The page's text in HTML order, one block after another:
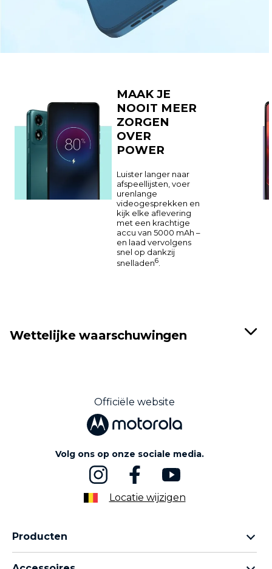
MAAK JE
NOOIT MEER
ZORGEN
OVER
POWER
Luister langer naar
afspeellijsten, voer
urenlange
videogesprekken en
kijk elke aflevering
met een krachtige
accu van 5000 mAh –
en laad vervolgens
snel op dankzij
snelladen6.
Wettelijke waarschuwingen
Officiële website
Volg ons op onze sociale media.
Locatie wijzigen
Producten